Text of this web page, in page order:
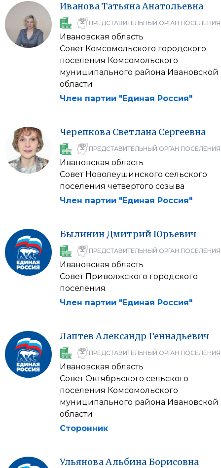
ИвановаТатьянаАнатольевна
ПРЕДСТАВИТЕЛЬНЫЙ ОРГАН ПОСЕЛЕНИЯ
Ивановская область
Совет Комсомольского городского
поселения Комсомольского
муниципального района Ивановской
области
Член партии "Единая Россия"
Черепкова Светлана Сергеевна
ПРЕДСТАВИТЕЛЬНЫЙ ОРГАН ПОСЕЛЕНИЯ
Ивановская область
Совет Новолеушинского сельского
поселения четвертого созыва
Член партии "Единая Россия"
БылининДмитрийЮрьевич
ПРЕДСТАВИТЕЛЬНЫЙ ОРГАН ПОСЕЛЕНИЯ
Ивановская область
Совет Приволжского городского
поселения
Член партии "Единая Россия"
Лаптев Александр Геннадьевич
ПРЕДСТАВИТЕЛЬНЫЙ ОРГАН ПОСЕЛЕНИЯ
Ивановская область
Совет Октябрьского сельского
поселения Комсомольского
муниципального района Ивановской
области
Сторонник
УльяноваАльбина Борисовна